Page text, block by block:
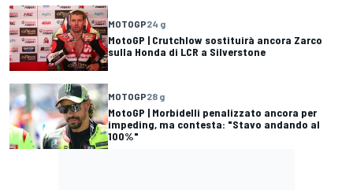
MOTOGP24 g
MotoGP | Crutchlow sostituirà ancora Zarco
sulla Honda di LCR a Silverstone
MOTOGP28 g
MotoGP | Morbidelli penalizzato ancora per
impeding, ma contesta: "Stavo andando al
100%"